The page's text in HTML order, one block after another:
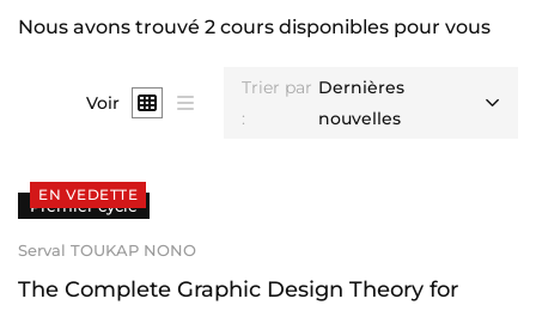
Nous avons trouvé 2 cours disponibles pour vous
Voir
Trier par
:
Dernières
nouvelles
EN VEDETTE
Premier cycle
Serval TOUKAP NONO
The Complete Graphic Design Theory for